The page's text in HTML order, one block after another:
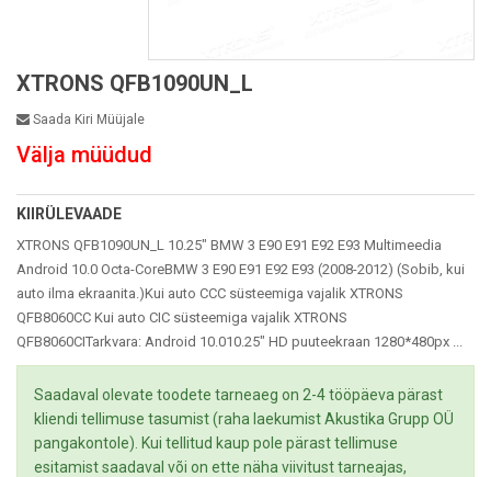
XTRONS QFB1090UN_L
Saada Kiri Müüjale
Välja müüdud
KIIRÜLEVAADE
XTRONS QFB1090UN_L 10.25" BMW 3 E90 E91 E92 E93 Multimeedia
Android 10.0 Octa-CoreBMW 3 E90 E91 E92 E93 (2008-2012) (Sobib, kui
auto ilma ekraanita.)Kui auto CCC süsteemiga vajalik XTRONS
QFB8060CC Kui auto CIC süsteemiga vajalik XTRONS
QFB8060CITarkvara: Android 10.010.25" HD puuteekraan 1280*480px ...
Saadaval olevate toodete tarneaeg on 2-4 tööpäeva pärast
kliendi tellimuse tasumist (raha laekumist Akustika Grupp OÜ
pangakontole). Kui tellitud kaup pole pärast tellimuse
esitamist saadaval või on ette näha viivitust tarneajas,